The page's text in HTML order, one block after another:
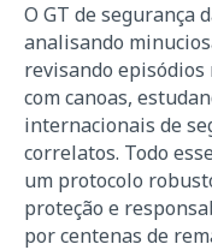
O GT de segurança
analisando
revisando
com canoas,
internacionais de
correlatos. Todo
um protocolo
proteção e
por centenas de